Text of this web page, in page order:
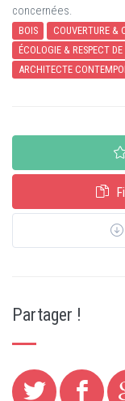
concernées.
BOIS COUVERTURE &
ÉCOLOGIE & RESPECT
ARCHITECTE
Partager !